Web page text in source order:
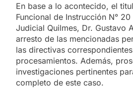
En base a lo acontecido, el
Funcional de Instrucción N°
Judicial Quilmes, Dr. Gustavo
arresto de las mencionadas
las directivas
procesamientos. Además,
investigaciones pertinentes
completo de este caso.